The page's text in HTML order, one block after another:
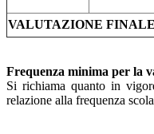
VALUTAZIONE FINALE
Frequenza minima per la
Si richiama quanto in
relazione alla frequenza